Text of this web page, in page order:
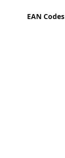
EAN Codes